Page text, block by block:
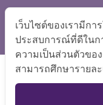
แผนผังเว็บไซต์
เว็บไซต์ของเรามีก
ประสบการณ์ที่ดีในก
ความเป็นส่วนตัวข
สามารถศึกษารายล